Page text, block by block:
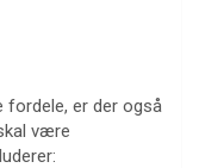
fordele, er der også
være